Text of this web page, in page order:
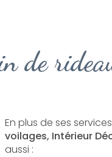
de
En plus de ses
voilages, Intérieur
aussi :